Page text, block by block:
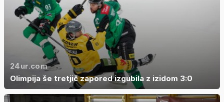
24ur.com
Olimpija še tretjič zapored izgubila z izidom 3:0